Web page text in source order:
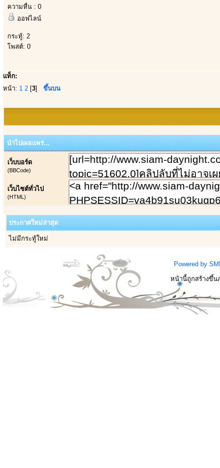
ความหื่น : 0
ออฟไลน์
กระทู้: 2
โพสต์: 0
แท็ก:
หน้า: 1 2 [3] ขึ้นบน
นำไปเผยแพร่...
เว็บบอร์ด
(BBCode)
เว็บไซต์ทั่วไป
(HTML)
ประกาศใหม่ล่าสุด
ไม่มีกระทู้ใหม่
Powered by
หน้านี้ถูกสร้างขึ้น